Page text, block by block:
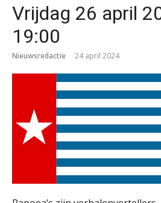
Vrijdag 26 april
19:00
Nieuwsredactie 24 april 2024